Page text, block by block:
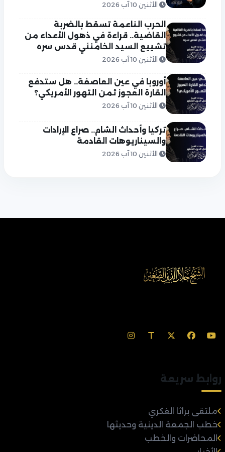
الأثنين 10 آب 2026
الحرب الناعمة تسقط بالضربة
القاضية.. قراءة في ذهول الأعداء من
تشييع السيد الخامنئي قدس سره
الأثنين 10 آب 2026
أوروبا في عين العاصفة.. هل ستدفع
القارة العجوز ثمن التهور الأمريكي؟
الأثنين 10 آب 2026
تركيا وأحداث الشام.. صراع الإرادات
والسيناريوهات القادمة
الأثنين 10 آب 2026
روابط سريعة
ملتقى براثا الفكري
خطب الجمعة الدينية وحديثها
المحاضرات والخطب